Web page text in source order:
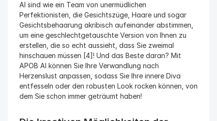
AI sind wie ein Team von unermüdlichen
Perfektionisten, die Gesichtszüge, Haare und sogar
Gesichtsbehaarung akribisch aufeinander abstimmen,
um eine geschlechtgetauschte Version von Ihnen zu
erstellen, die so echt aussieht, dass Sie zweimal
hinschauen müssen [4]! Und das Beste daran? Mit
APOB AI können Sie Ihre Verwandlung nach
Herzenslust anpassen, sodass Sie Ihre innere Diva
entfesseln oder den robusten Look rocken können, von
dem Sie schon immer geträumt haben!